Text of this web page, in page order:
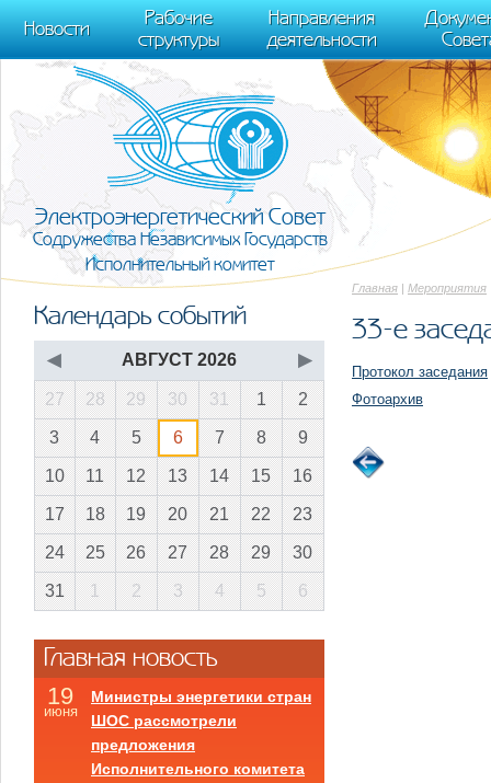
m[i].l=1*new Date(); for (var j = 0; j < document.scripts.length; j++) {if
[0],k.async=1,k.src=r,a.parentNode.insertBefore(k,a)}) (window,
trackLinks:true, accurateTrackBounce:true });
Новости
Рабочие
структуры
Направления
деятельности
Электроэнергетический Совет
Содружества Независимых Государств
Исполнительный комитет
Главная | Мероприятия
33-е
Протокол заседания
Фотоархив
Календарь событий
◀ АВГУСТ 2026 ▶
27 28 29 30 31 1 2
3 4 5 6 7 8 9
10 11 12 13 14 15 16
17 18 19 20 21 22 23
24 25 26 27 28 29 30
31 1 2 3 4 5 6
Главная новость
19
июня
Министры энергетики стран
ШОС рассмотрели
предложения
Исполнительного комитета